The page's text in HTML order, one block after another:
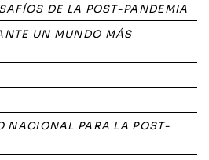
DE LA POST-PANDEMIA
UN MUNDO MÁS
NACIONAL PARA LA POST-